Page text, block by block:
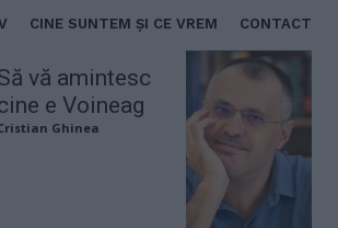
CINE SUNTEM ȘI CE VREM CONTACT
vă amintesc
e Voineag
Ghinea